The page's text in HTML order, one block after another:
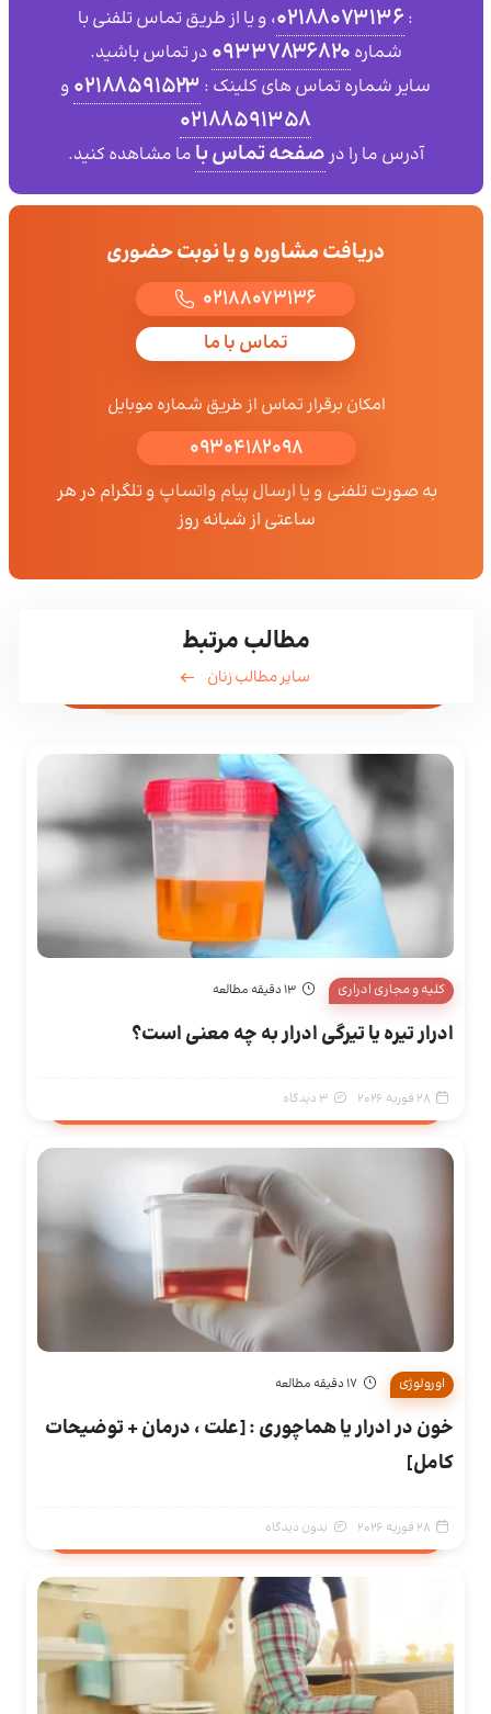
: ۰۲۱۸۸۰۷۳۱۳۶، و یا از طریق تماس تلفنی با
شماره ۰۹۳۳۷۸۳۶۸۲۰ در تماس باشید.
سایر شماره تماس های کلینک : 02188591523 و
02188591358
آدرس ما را درصفحه تماس با ما مشاهده کنید.
دریافت مشاوره و یا نوبت حضوری
02188073136
تماس با ما
امکان برقرار تماس از طریق شماره موبایل
09304182098
به صورت تلفنی و یا ارسال پیام واتساپ و تلگرام در هر
ساعتی از شبانه روز
مطالب مرتبط
سایر مطالب زنان
کلیه و مجاری ادراری 13 دقیقه مطالعه
ادرار تیره یا تیرگی ادرار به چه معنی است؟
28 فوریه 2026 3 دیدگاه
اورولوژی 17 دقیقه مطالعه
خون در ادرار یا هماچوری : [علت ، درمان + توضیحات
کامل]
28 فوریه 2026 بدون دیدگاه